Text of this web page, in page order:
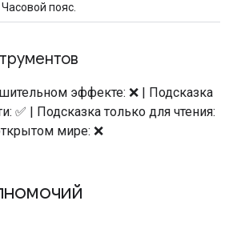
пояс.
эффекте: ❌ | Подсказка
✅ | Подсказка только для чтения:
мире: ❌